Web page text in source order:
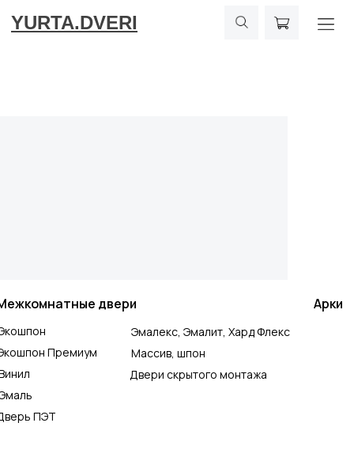
YURTA.DVERI
ПЭТ
Премиум
Двери скрытого монтажа
Массив, шпон
Эмалекс, Эмалит, Хард Флекс
Арки
двери